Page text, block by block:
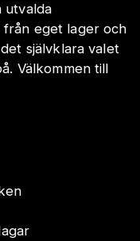
utvalda
eget lager och
självklara valet
Välkommen till